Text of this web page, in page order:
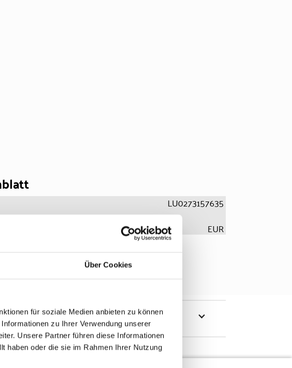
Über Cookies
für soziale Medien anbieten zu können
zu Ihrer Verwendung unserer
Unsere Partner führen diese Informationen
haben oder die sie im Rahmen Ihrer Nutzung
LU0273157635
EUR
& Risiken